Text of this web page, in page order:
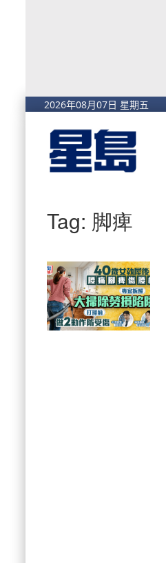
Tag: 脚痺